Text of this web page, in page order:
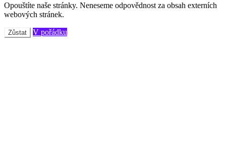
Opouštíte naše stránky. Neneseme odpovědnost za obsah externích
webových stránek.
Zůstat V pořádku